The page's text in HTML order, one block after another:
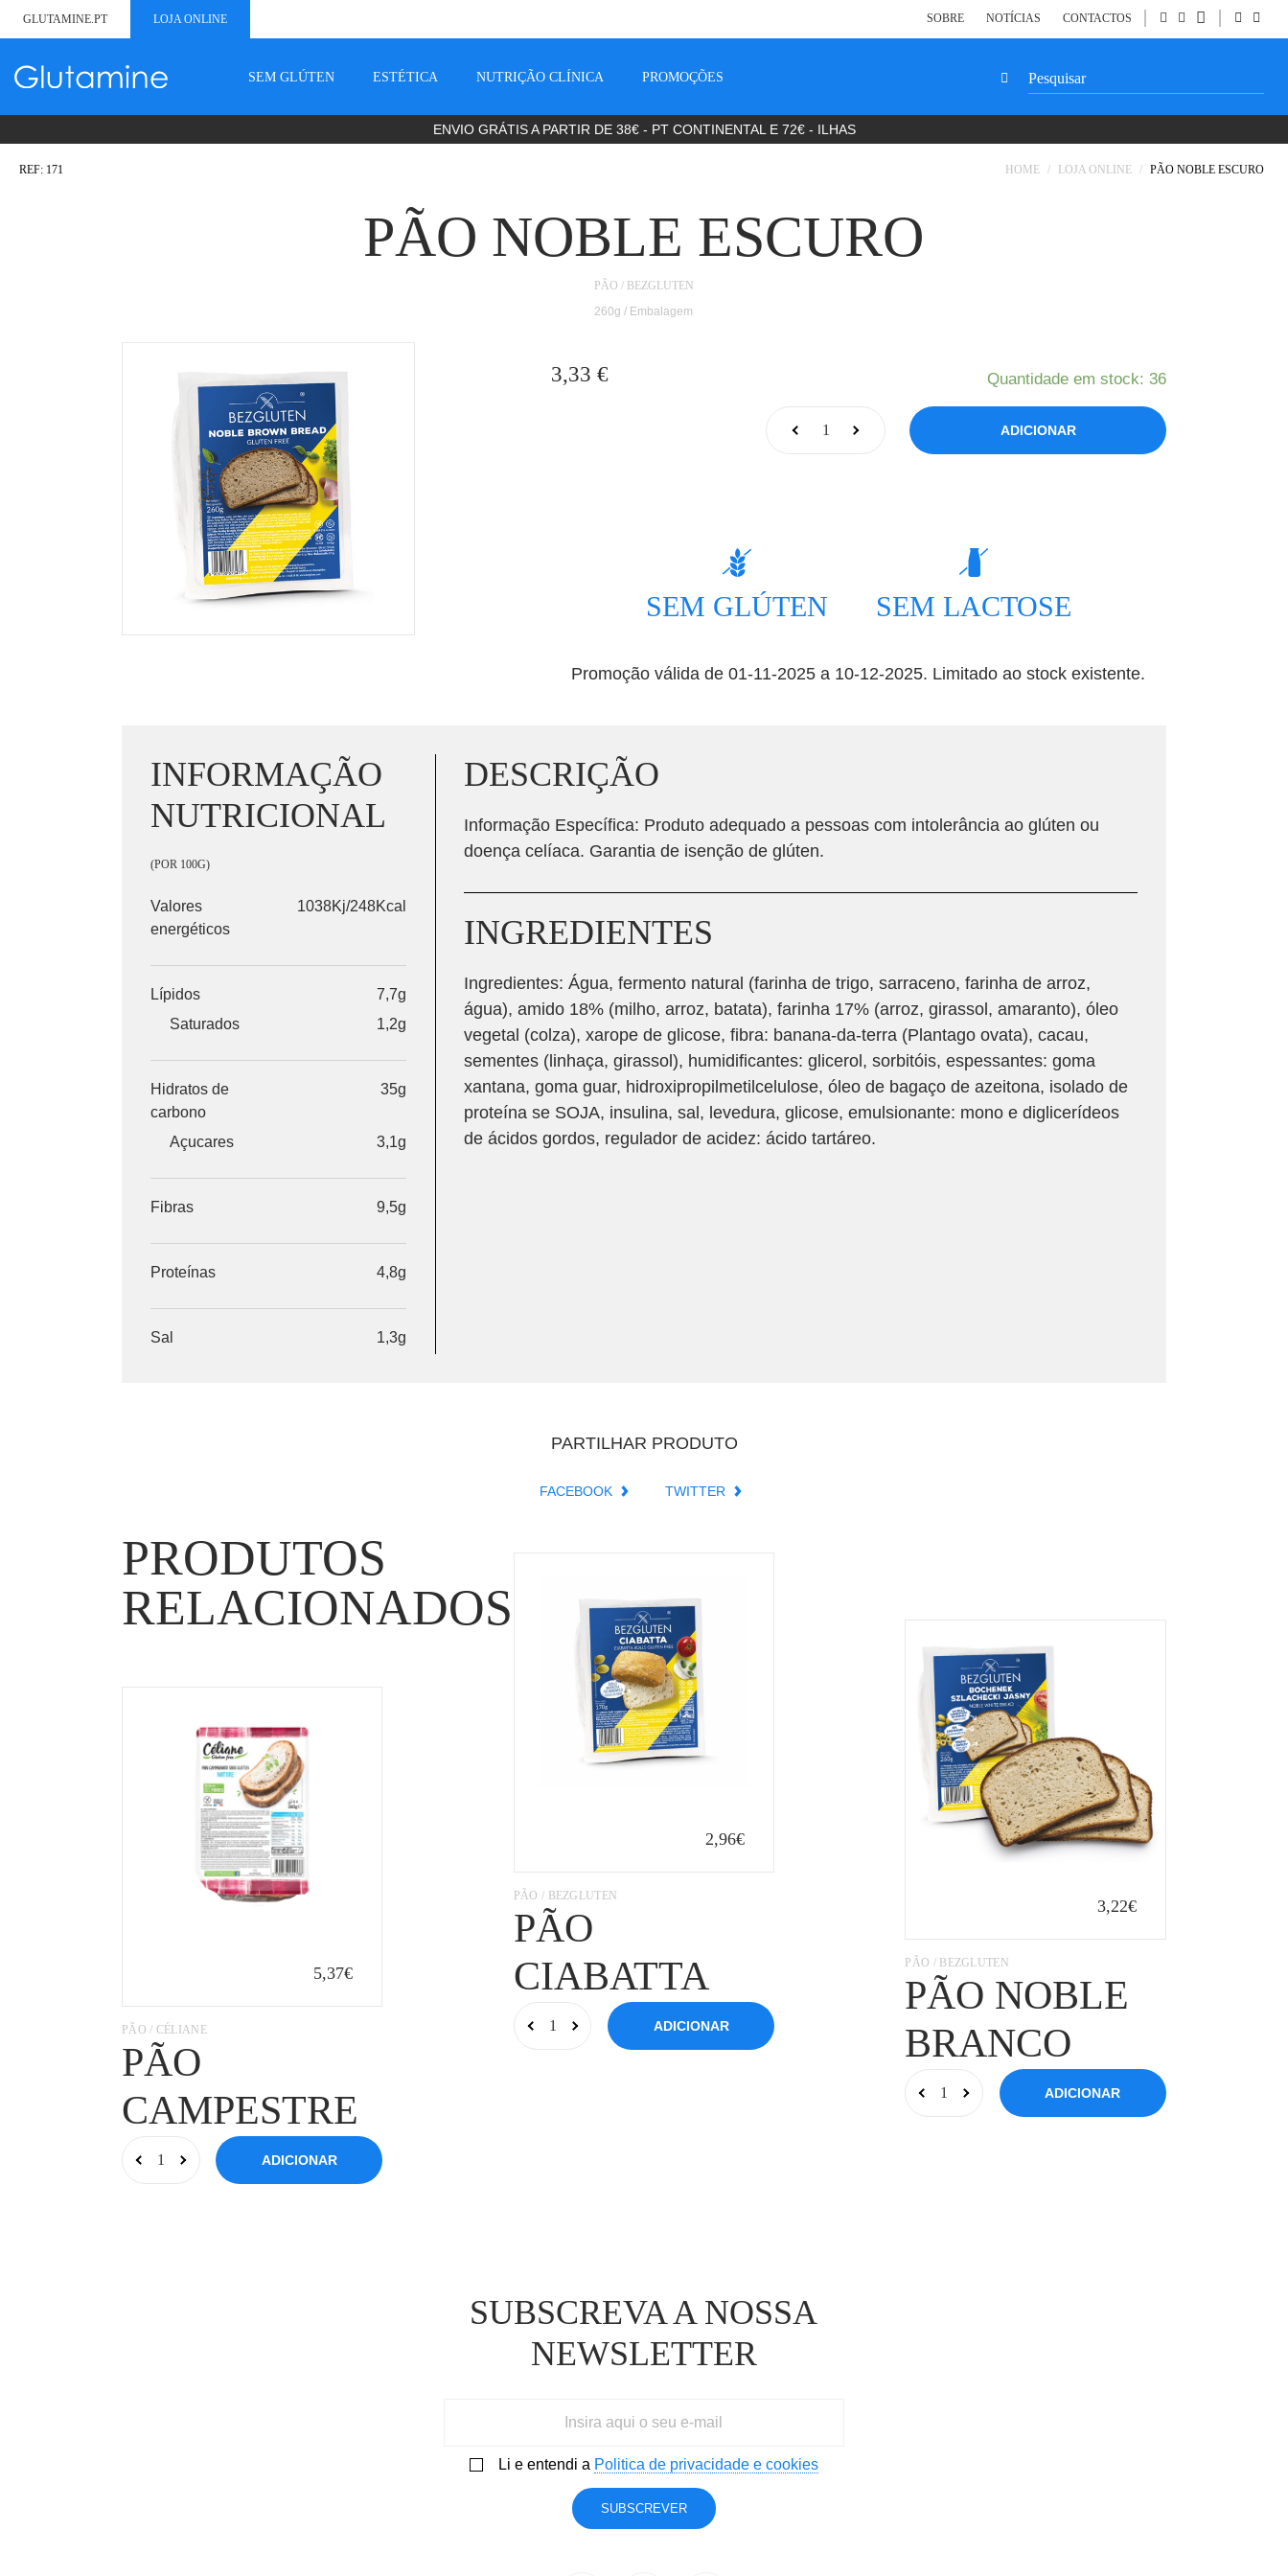
GLUTAMINE.PT LOJA ONLINE SOBRE NOTÍCIAS CONTACTOS
SEM GLÚTEN ESTÉTICA NUTRIÇÃO CLÍNICA PROMOÇÕES
FOR:
ENVIO GRÁTIS A PARTIR DE 38€ - PT CONTINENTAL E 72€ - ILHAS
REF: 171 HOME / LOJA ONLINE / PÃO NOBLE ESCURO
PÃO NOBLE ESCURO
PÃO / BEZGLUTEN
260g / Embalagem
3,33 € Quantidade em stock: 36
ADICIONAR
SEM GLÚTEN SEM LACTOSE
Promoção válida de 01-11-2025 a 10-12-2025. Limitado ao stock existente.
INFORMAÇÃO
NUTRICIONAL
(POR 100G)
Valores
energéticos
1038Kj/248Kcal
Lípidos
7,7g
Saturados
1,2g
Hidratos de
carbono
35g
Açucares 3,1g
Fibras 9,5g
Proteínas 4,8g
Sal 1,3g
DESCRIÇÃO
Informação Específica: Produto adequado a pessoas com intolerância ao glúten ou
doença celíaca. Garantia de isenção de glúten.
INGREDIENTES
Ingredientes: Água, fermento natural (farinha de trigo, sarraceno, farinha de arroz,
água), amido 18% (milho, arroz, batata), farinha 17% (arroz, girassol, amaranto), óleo
vegetal (colza), xarope de glicose, fibra: banana-da-terra (Plantago ovata), cacau,
sementes (linhaça, girassol), humidificantes: glicerol, sorbitóis, espessantes: goma
xantana, goma guar, hidroxipropilmetilcelulose, óleo de bagaço de azeitona, isolado de
proteína se SOJA, insulina, sal, levedura, glicose, emulsionante: mono e diglicerídeos
de ácidos gordos, regulador de acidez: ácido tartáreo.
PARTILHAR PRODUTO
FACEBOOK TWITTER
PRODUTOS
RELACIONADOS
5,37€
PÃO / CÉLIANE
PÃO
CAMPESTRE
ADICIONAR
2,96€
PÃO / BEZGLUTEN
PÃO
CIABATTA
ADICIONAR
3,22€
PÃO / BEZGLUTEN
PÃO NOBLE
BRANCO
ADICIONAR
SUBSCREVA A NOSSA
NEWSLETTER
Li e entendi a Politica de privacidade e cookies
SUBSCREVER